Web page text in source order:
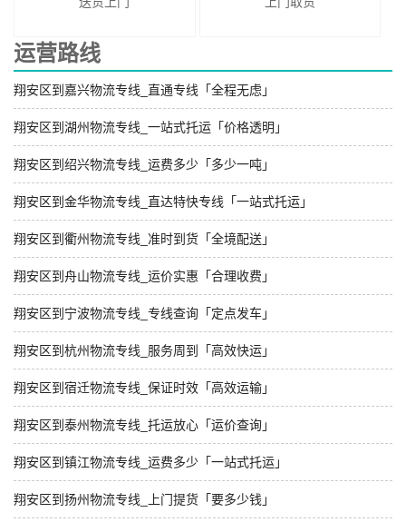
运营路线
翔安区到嘉兴物流专线_直通专线「全程无虑」
翔安区到湖州物流专线_一站式托运「价格透明」
翔安区到绍兴物流专线_运费多少「多少一吨」
翔安区到金华物流专线_直达特快专线「一站式托运」
翔安区到衢州物流专线_准时到货「全境配送」
翔安区到舟山物流专线_运价实惠「合理收费」
翔安区到宁波物流专线_专线查询「定点发车」
翔安区到杭州物流专线_服务周到「高效快运」
翔安区到宿迁物流专线_保证时效「高效运输」
翔安区到泰州物流专线_托运放心「运价查询」
翔安区到镇江物流专线_运费多少「一站式托运」
翔安区到扬州物流专线_上门提货「要多少钱」